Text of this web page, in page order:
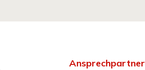
Ansprechpartner